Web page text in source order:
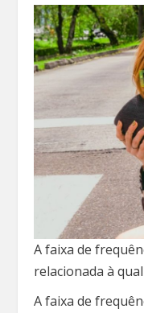
A faixa de
relacionada à
A faixa de